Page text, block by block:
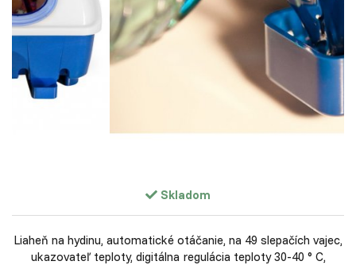
Skladom
Liaheň na hydinu, automatické otáčanie, na 49 slepačích vajec,
ukazovateľ teploty, digitálna regulácia teploty 30-40 ° C,